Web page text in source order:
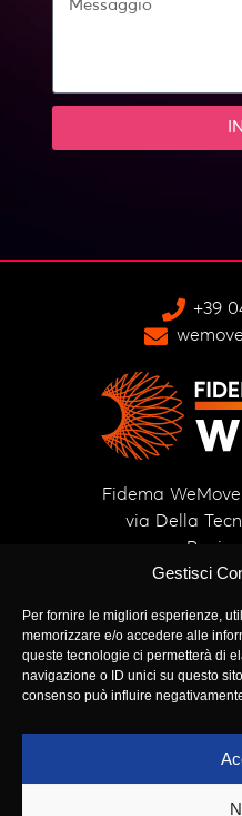
Gestisci
Per fornire le migliori esperienze,
memorizzare e/o accedere alle
queste tecnologie ci permetterà di
navigazione o ID unici su questo
consenso può influire
+39
Fidema
via Della
Pavia
Sede legale:
CAPITALE
i.v. • Cod.
00523440311 •
Venezia
Privacy Policy|